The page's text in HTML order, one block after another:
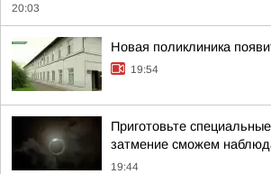
20:03
Новая поликлиника
19:54
Приготовьте
затмение сможем
19:44